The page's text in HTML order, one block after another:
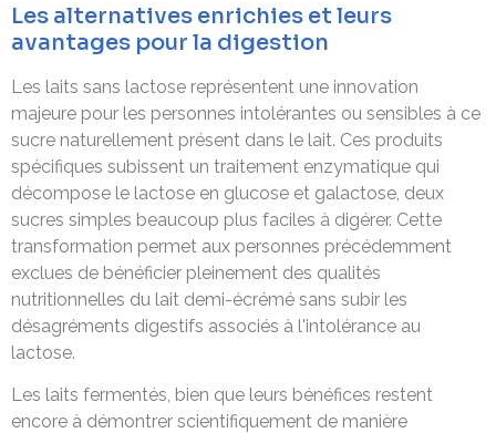
Les alternatives enrichies et leurs
avantages pour la digestion
Les laits sans lactose représentent une innovation
majeure pour les personnes intolérantes ou sensibles à ce
sucre naturellement présent dans le lait. Ces produits
spécifiques subissent un traitement enzymatique qui
décompose le lactose en glucose et galactose, deux
sucres simples beaucoup plus faciles à digérer. Cette
transformation permet aux personnes précédemment
exclues de bénéficier pleinement des qualités
nutritionnelles du lait demi-écrémé sans subir les
désagréments digestifs associés à l'intolérance au
lactose.
Les laits fermentés, bien que leurs bénéfices restent
encore à démontrer scientifiquement de manière